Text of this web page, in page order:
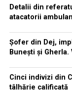
Detalii din
atacatorii
Șofer din Dej,
Bunești și
Cinci indivizi din
tâlhărie calificată